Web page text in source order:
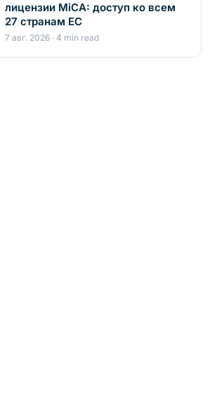
лицензии MiCA: доступ ко всем
27 странам ЕС
7 авг. 2026 · 4 min read